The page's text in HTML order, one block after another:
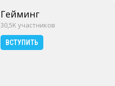
Гейминг
30,5K участников
ВСТУПИТЬ